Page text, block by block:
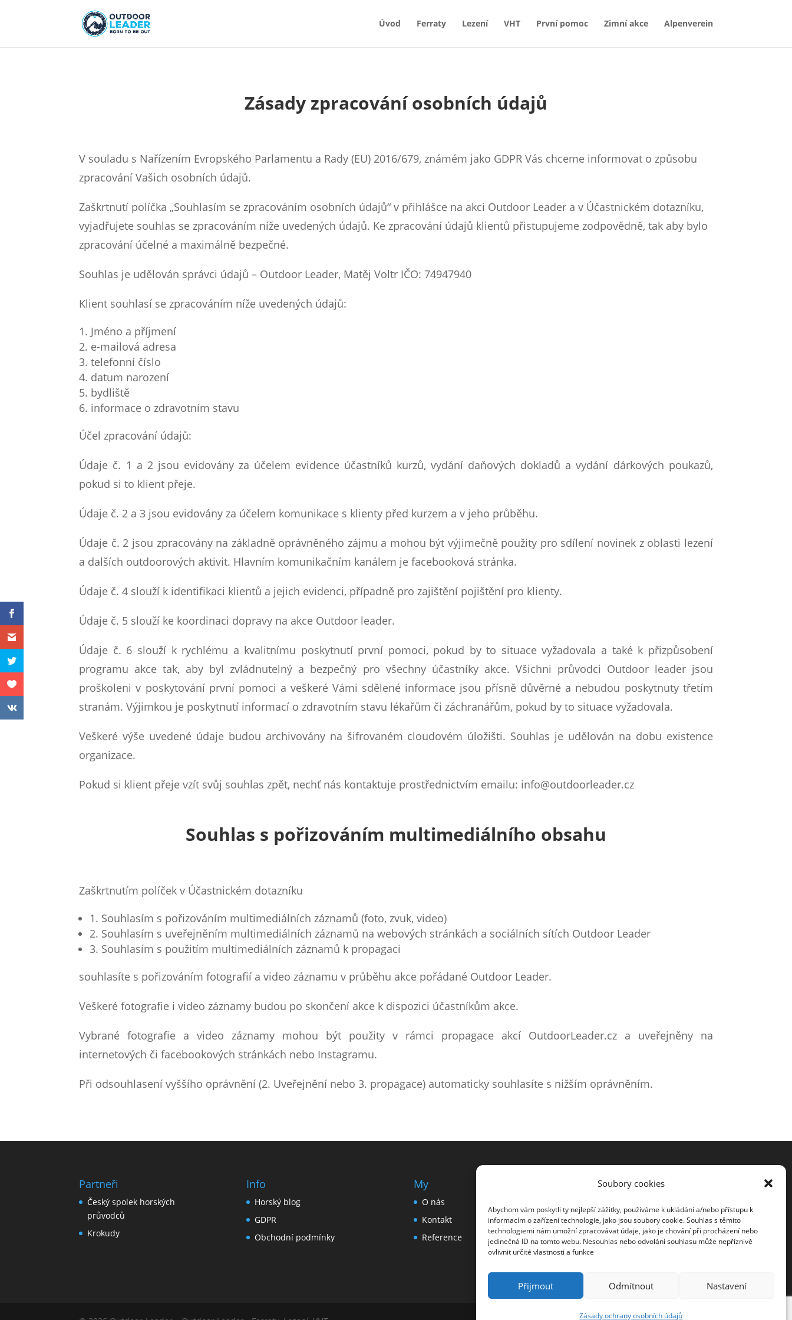
Soubory cookies
Abychom vám poskytli ty nejlepší zážitky, používáme k ukládání a/nebo přístupu k
informacím o zařízení technologie, jako jsou soubory cookie. Souhlas s těmito
technologiemi nám umožní zpracovávat údaje, jako je chování při procházení nebo
jedinečná ID na tomto webu. Nesouhlas nebo odvolání souhlasu může nepříznivě
ovlivnit určité vlastnosti a funkce
Přijmout Odmítnout Nastavení
Zásady ochrany osobních údajů
Úvod Ferraty Lezení VHT První pomoc Zimní akce Alpenverein
Zásady zpracování osobních údajů
V souladu s Nařízením Evropského Parlamentu a Rady (EU) 2016/679, známém jako GDPR Vás chceme informovat o způsobu
zpracování Vašich osobních údajů.
Zaškrtnutí políčka „Souhlasím se zpracováním osobních údajů“ v přihlášce na akci Outdoor Leader a v Účastnickém dotazníku,
vyjadřujete souhlas se zpracováním níže uvedených údajů. Ke zpracování údajů klientů přistupujeme zodpovědně, tak aby bylo
zpracování účelné a maximálně bezpečné.
Souhlas je udělován správci údajů – Outdoor Leader, Matěj Voltr IČO: 74947940
Klient souhlasí se zpracováním níže uvedených údajů:
Jméno a příjmení
e-mailová adresa
telefonní číslo
datum narození
bydliště
informace o zdravotním stavu
Účel zpracování údajů:
Údaje č. 1 a 2 jsou evidovány za účelem evidence účastníků kurzů, vydání daňových dokladů a vydání dárkových poukazů,
pokud si to klient přeje.
Údaje č. 2 a 3 jsou evidovány za účelem komunikace s klienty před kurzem a v jeho průběhu.
Údaje č. 2 jsou zpracovány na základně oprávněného zájmu a mohou být výjimečně použity pro sdílení novinek z oblasti lezení
a dalších outdoorových aktivit. Hlavním komunikačním kanálem je facebooková stránka.
Údaje č. 4 slouží k identifikaci klientů a jejich evidenci, případně pro zajištění pojištění pro klienty.
Údaje č. 5 slouží ke koordinaci dopravy na akce Outdoor leader.
Údaje č. 6 slouží k rychlému a kvalitnímu poskytnutí první pomoci, pokud by to situace vyžadovala a také k přizpůsobení
programu akce tak, aby byl zvládnutelný a bezpečný pro všechny účastníky akce. Všichni průvodci Outdoor leader jsou
proškoleni v poskytování první pomoci a veškeré Vámi sdělené informace jsou přísně důvěrné a nebudou poskytnuty třetím
stranám. Výjimkou je poskytnutí informací o zdravotním stavu lékařům či záchranářům, pokud by to situace vyžadovala.
Veškeré výše uvedené údaje budou archivovány na šifrovaném cloudovém úložišti. Souhlas je udělován na dobu existence
organizace.
Pokud si klient přeje vzít svůj souhlas zpět, nechť nás kontaktuje prostřednictvím emailu: info@outdoorleader.cz
Souhlas s pořizováním multimediálního obsahu
Zaškrtnutím políček v Účastnickém dotazníku
1. Souhlasím s pořizováním multimediálních záznamů (foto, zvuk, video)
2. Souhlasím s uveřejněním multimediálních záznamů na webových stránkách a sociálních sítích Outdoor Leader
3. Souhlasím s použitím multimediálních záznamů k propagaci
souhlasíte s pořizováním fotografií a video záznamu v průběhu akce pořádané Outdoor Leader.
Veškeré fotografie i video záznamy budou po skončení akce k dispozici účastníkům akce.
Vybrané fotografie a video záznamy mohou být použity v rámci propagace akcí OutdoorLeader.cz a uveřejněny na
internetových či facebookových stránkách nebo Instagramu.
Při odsouhlasení vyššího oprávnění (2. Uveřejnění nebo 3. propagace) automaticky souhlasíte s nižším oprávněním.
Partneři
Český spolek horských
průvodců
Krokudy
Info
Horský blog
GDPR
Obchodní podmínky
My
O nás
Kontakt
Reference
facebook
Instagram